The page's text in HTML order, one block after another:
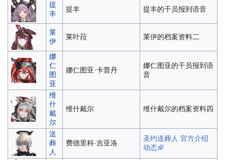
提
丰
提丰 提丰的干员报到语音
莱
伊
莱叶菈 莱伊的档案资料二
娜
仁
图
亚
娜仁图亚·卡普丹
娜仁图亚的干员报到语
音
维
什
戴
尔
维什戴尔 维什戴尔的档案资料四
送
葬
人
费德里科·吉亚洛
圣约送葬人 官方介绍
动态